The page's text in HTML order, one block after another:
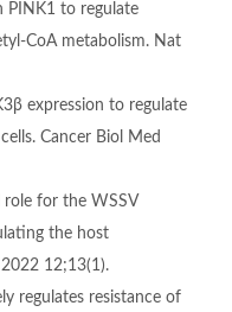
PINK1 to regulate
CoA metabolism. Nat
expression to regulate
Cancer Biol Med
role for the WSSV
the host
12;13(1).
regulates resistance of